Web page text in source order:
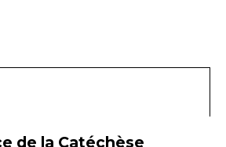
de la Catéchèse